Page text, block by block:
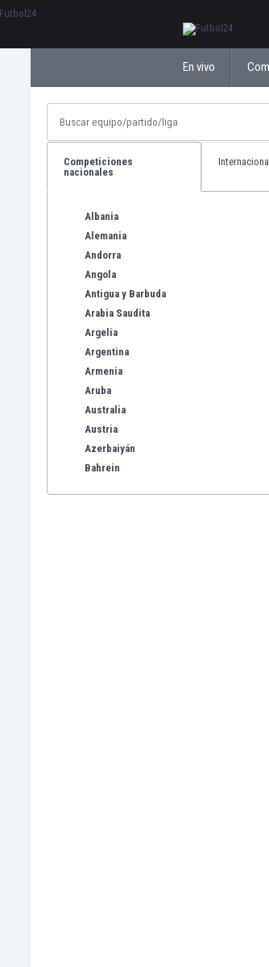
En vivo
Competiciones
nacionales
Internacional
Albania
Alemania
Andorra
Angola
Antigua y Barbuda
Arabia Saudita
Argelia
Argentina
Armenia
Aruba
Australia
Austria
Azerbaiyán
Bahrein